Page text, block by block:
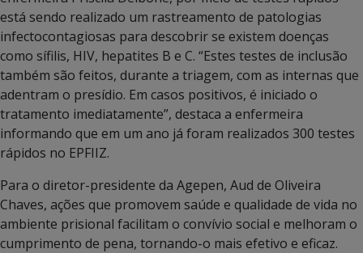
está sendo realizado um rastreamento de patologias
infectocontagiosas para descobrir se existem doenças
como sífilis, HIV, hepatites B e C. “Estes testes de inclusão
também são feitos, durante a triagem, com as internas que
adentram o presídio. Em casos positivos, é iniciado o
tratamento imediatamente”, destaca a enfermeira
informando que em um ano já foram realizados 300 testes
rápidos no EPFIIZ.
Para o diretor-presidente da Agepen, Aud de Oliveira
Chaves, ações que promovem saúde e qualidade de vida no
ambiente prisional facilitam o convívio social e melhoram o
cumprimento de pena, tornando-o mais efetivo e eficaz.